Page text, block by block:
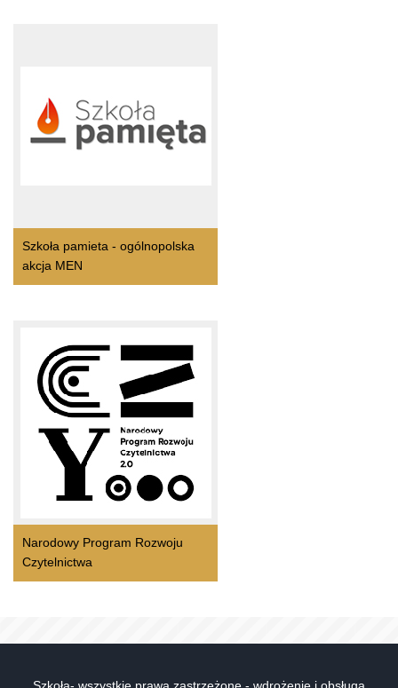
Szkoła pamieta - ogólnopolska
akcja MEN
Narodowy Program Rozwoju
Czytelnictwa